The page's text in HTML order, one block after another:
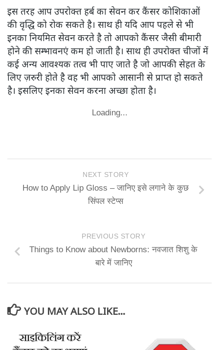
इस तरह आप उपरोक्त हर्ब का सेवन कर कैंसर कोशिकाओं
की वृद्धि को रोक सकते है। साथ ही यदि आप पहले से भी
इनका नियमित सेवन करते है तो आपको कैंसर जैसी बीमारी
होने की सम्भावनएं कम हो जाती है। साथ ही उपरोक्त चीजों में
कई अन्य आवश्यक तत्व भी पाए जाते है जो आपकी सेहत के
लिए ज़रुरी होते है वह भी आपको आसानी से प्राप्त हो सकते
है। इसलिए इनका सेवन करना अच्छा होता है।
Loading...
NEXT STORY
How to Apply Lip Gloss – जानिए इसे लगाने के कुछ
सिंपल स्टेप्स
PREVIOUS STORY
Things to Know about Newborns: नवजात शिशु के
बारे में जानिए
YOU MAY ALSO LIKE...